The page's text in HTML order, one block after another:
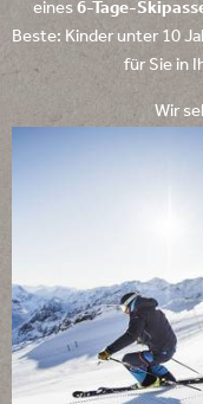
eines 6-Tage-
Beste: Kinder unter 10
für Sie in
Wir